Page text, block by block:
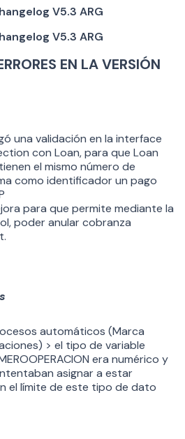
EN LA VERSIÓN
una validación en la interface
con Loan, para que Loan
el mismo número de
como identificador un pago
para que permite mediante la
poder anular cobranza
automáticos (Marca
> el tipo de variable
era numérico y
asignar a estar
el límite de este tipo de dato